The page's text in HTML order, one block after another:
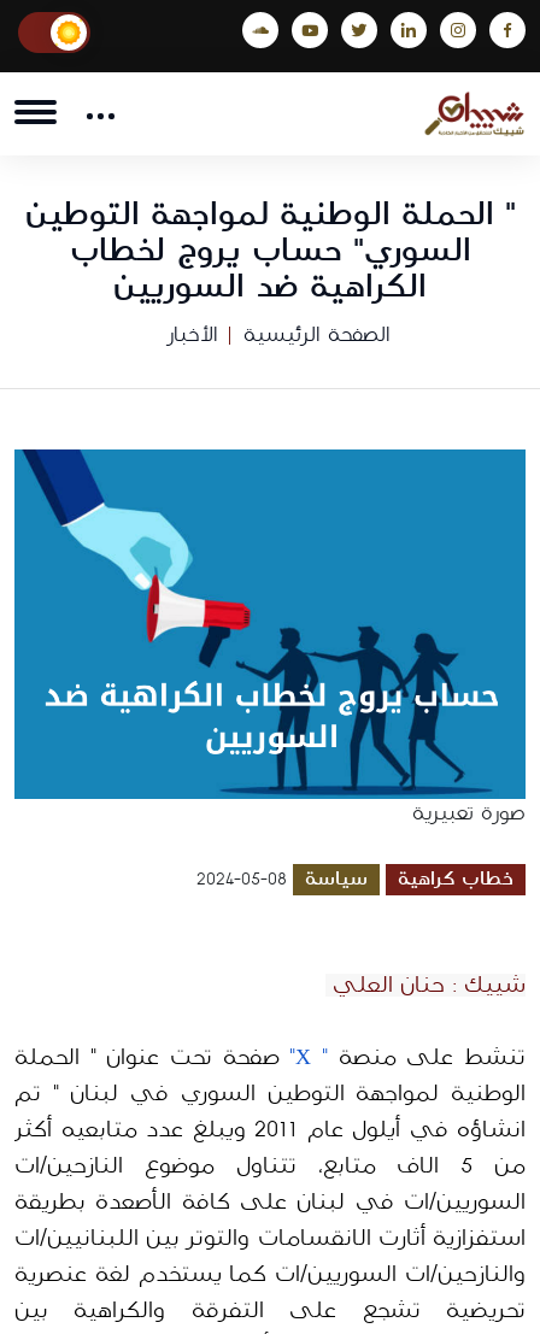
" الحملة الوطنية لمواجهة التوطين
السوري" حساب يروج لخطاب
الكراهية ضد السوريين
الصفحة الرئيسية الأخبار
صورة تعبيرية
خطاب كراهية سياسة
شييك : حنان العلي
تنشط على منصة " X" صفحة تحت عنوان " الحملة
الوطنية لمواجهة التوطين السوري في لبنان" تم
انشاؤه في أيلول عام 2011 ويبلغ عدد متابعيه
أكثر
من 5 الاف
متابع، تتناول موضوع النازحين/ات
السوريين/ات في لبنان على كافة الأصعدة بطريقة
استفزازية أثارت
الانقسامات والتوتر بين اللبنانيين/ات
والنازحين/ات السوريين/ات كما يستخدم لغة عنصرية
تحريضية تشجع على التفرقة والكراهية بين